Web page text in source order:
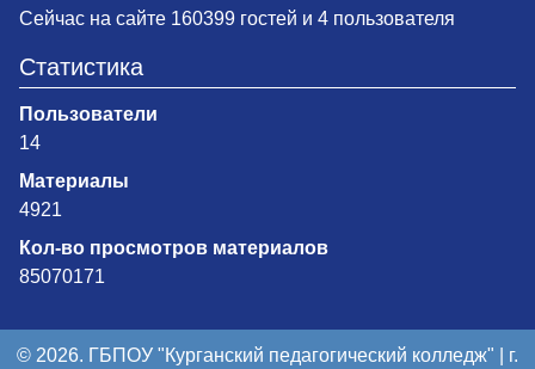
Сейчас на сайте 160399 гостей и 4 пользователя
Статистика
Пользователи
14
Материалы
4921
Кол-во просмотров материалов
85070171
© 2026. ГБПОУ "Курганский педагогический колледж" | г.